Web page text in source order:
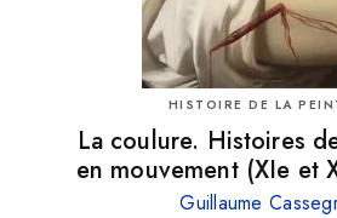
HISTOIRE DE LA
La coulure. Histoires
en mouvement (XIe et
Guillaume